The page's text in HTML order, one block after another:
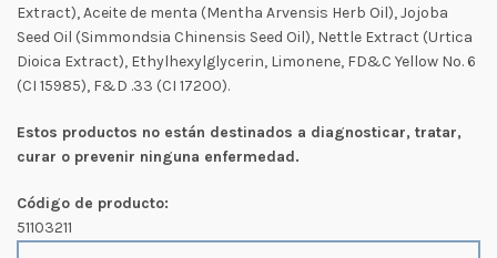
Extract), Aceite de menta (Mentha Arvensis Herb Oil), Jojoba
Seed Oil (Simmondsia Chinensis Seed Oil), Nettle Extract (Urtica
Dioica Extract), Ethylhexylglycerin, Limonene, FD&C Yellow No. 6
(CI 15985), F&D .33 (CI 17200).
Estos productos no están destinados a diagnosticar, tratar,
curar o prevenir ninguna enfermedad.
Código de producto:
51103211